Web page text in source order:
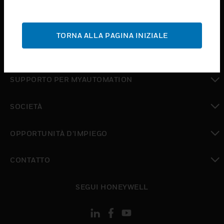
ASSISTENZA
toggle view
toggle view
SUPPORTO PER MYAUTOMATION
SOCIETÀ
OPPORTUNITÀ D’IMPIEGO
CONTATTO
SEGUI HONEYWELL
TORNA ALLA PAGINA INIZIALE